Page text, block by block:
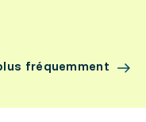
fréquemment